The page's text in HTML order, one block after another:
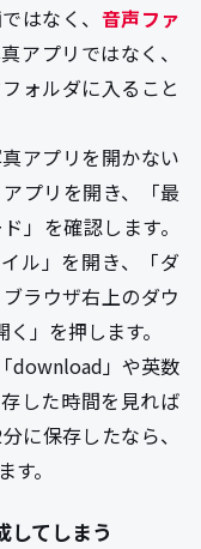
はなく、 音声ファ
アプリではなく、
ォルダに入ること
アプリを開かない
プリを開き、「最
」を確認します。
ル」を開き、「ダ
ラウザ右上のダウ
」を押します。
download」や英数
した時間を見れば
に保存したなら、
。
してしまう